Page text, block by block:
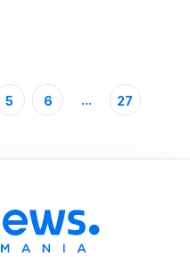
5 6 ... 27